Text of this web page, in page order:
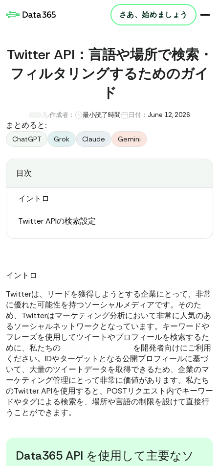
さあ、始めましょう
Twitter API：言語や場所で検索・
フィルタリングするためのガイ
ド
作成者： 最小読了時間 日付： June 12, 2026
まとめると:
ChatGPT Grok Claude Gemini
目次
イントロ
Twitter APIの検索設定
イントロ
Twitterは、リードを獲得しようとする企業にとって、非常
に優れた可能性を持つソーシャルメディアです。そのた
め、Twitterはマーケティング分析において非常に人気のあ
るソーシャルネットワークとなっています。キーワードや
フレーズを使用してツイートやプロフィールを検索するた
めに、私たちの
を開発者向けにご利用
ください。IDやターゲットとなる公開プロフィールに基づ
いて、大量のツイートデータを取得できるため、企業のマ
ーケティング管理にとって非常に価値があります。私たち
のTwitter APIを使用すると、POSTリクエスト内でキーワー
ドやタグによる検索を、場所や言語の制限を設けて直接行
うことができます。
Data365 API を使用して主要なソ